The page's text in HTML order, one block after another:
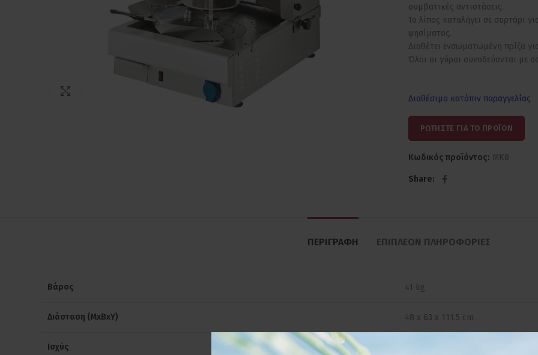
συμβατικές αντιστάσεις.
Το λίπος καταλήγει σε συρτάρι
ψησίματος.
Διαθέτει ενσωματωμένη πρίζα
Όλοι οι γύροι συνοδεύονται με
Διαθέσιμο κατόπιν παραγγελίας
ΡΩΤΗΣΤΕ ΓΙΑ ΤΟ ΠΡΟΪΟΝ
Κωδικός προϊόντος: MK8
Share
ΠΕΡΙΓΡΑΦΉ ΕΠΙΠΛΈΟΝ ΠΛΗΡΟΦΟΡΊΕΣ
Βάρος 41 kg
Διάσταση (ΜxΒxΥ) 48 x 63 x 111.5 cm
Ισχύς